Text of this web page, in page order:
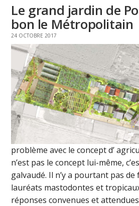
Le grand jardin de
bon le Métropolitain
24 OCTOBRE 2017
problème avec le concept d’
n’est pas le concept lui-même,
galvaudé. Il n’y a pourtant pas
lauréats mastodontes et
réponses convenues et